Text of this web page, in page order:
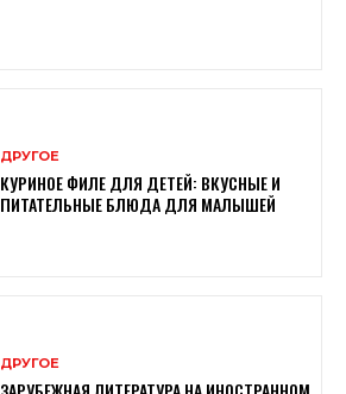
ДРУГОЕ
КУРИНОЕ ФИЛЕ ДЛЯ ДЕТЕЙ: ВКУСНЫЕ И
ПИТАТЕЛЬНЫЕ БЛЮДА ДЛЯ МАЛЫШЕЙ
ДРУГОЕ